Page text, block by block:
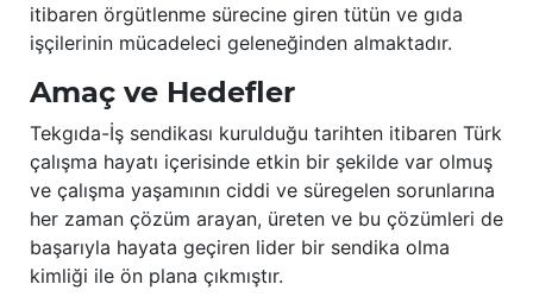
itibaren örgütlenme sürecine giren tütün ve gıda
işçilerinin mücadeleci geleneğinden almaktadır.
Amaç ve Hedefler
Tekgıda-İş sendikası kurulduğu tarihten itibaren Türk
çalışma hayatı içerisinde etkin bir şekilde var olmuş
ve çalışma yaşamının ciddi ve süregelen sorunlarına
her zaman çözüm arayan, üreten ve bu çözümleri de
başarıyla hayata geçiren lider bir sendika olma
kimliği ile ön plana çıkmıştır.